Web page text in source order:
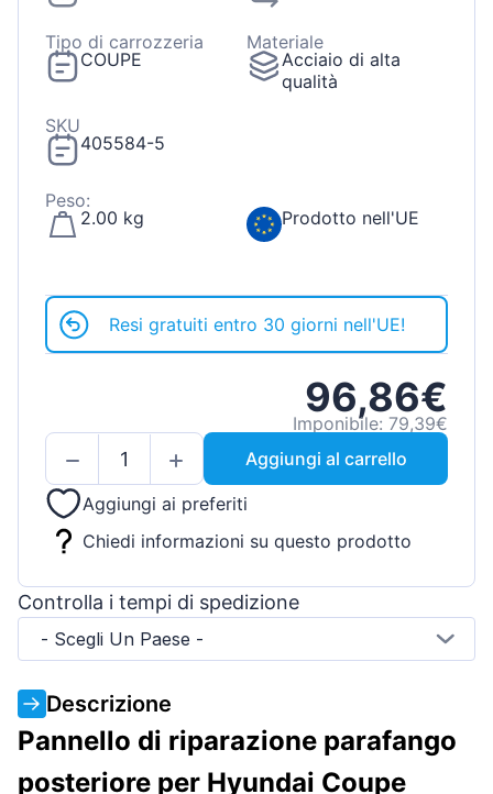
Tipo di carrozzeria
COUPE
Materiale
Acciaio di alta
qualità
SKU
405584-5
Peso:
2.00 kg
Prodotto nell'UE
Resi gratuiti entro 30 giorni nell'UE!
96,86€
Imponibile: 79,39€
Aggiungi al carrello
Aggiungi ai preferiti
Chiedi informazioni su questo prodotto
Controlla i tempi di spedizione
- Scegli Un Paese -
Descrizione
Pannello di riparazione parafango
posteriore per Hyundai Coupe